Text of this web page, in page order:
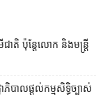
តិ ប៉ុន្តែ​លោក និង​មន្ត្រី​​
បាល​ផ្តល់​កម្មសិទ្ធិ​ច្បាស់